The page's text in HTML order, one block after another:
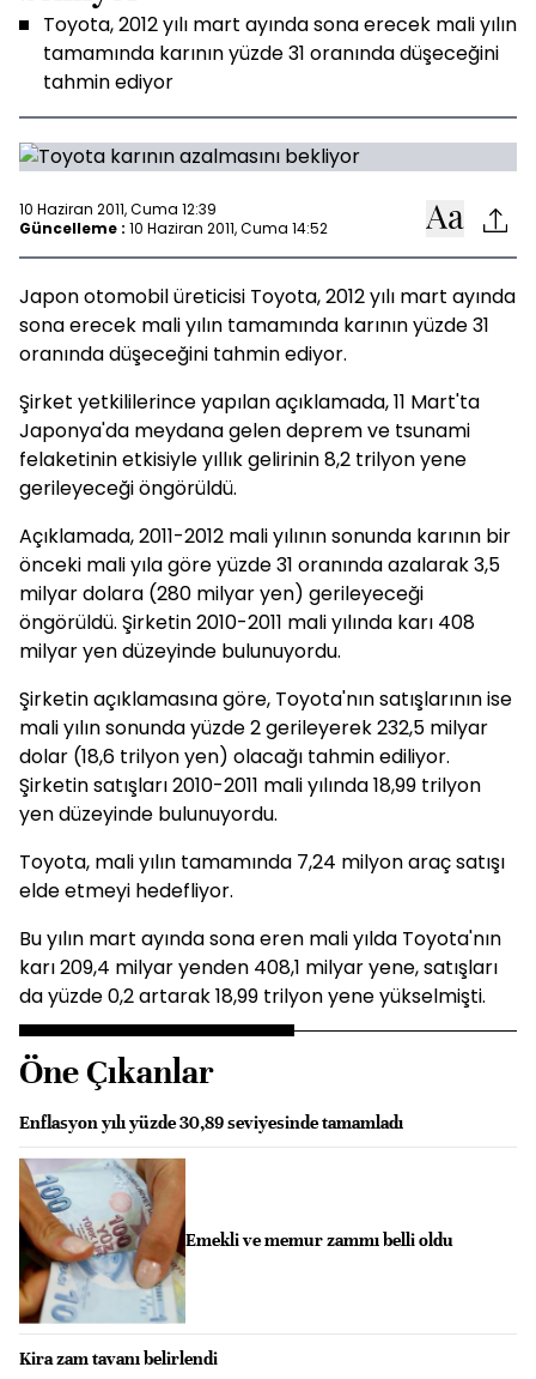
Toyota, 2012 yılı mart ayında sona erecek mali yılın
tamamında karının yüzde 31 oranında düşeceğini
tahmin ediyor
10 Haziran 2011, Cuma 12:39
Güncelleme : 10 Haziran 2011, Cuma 14:52
Japon otomobil üreticisi Toyota, 2012 yılı mart ayında
sona erecek mali yılın tamamında karının yüzde 31
oranında düşeceğini tahmin ediyor.
Şirket yetkililerince yapılan açıklamada, 11 Mart'ta
Japonya'da meydana gelen deprem ve tsunami
felaketinin etkisiyle yıllık gelirinin 8,2 trilyon yene
gerileyeceği öngörüldü.
Açıklamada, 2011-2012 mali yılının sonunda karının bir
önceki mali yıla göre yüzde 31 oranında azalarak 3,5
milyar dolara (280 milyar yen) gerileyeceği
öngörüldü. Şirketin 2010-2011 mali yılında karı 408
milyar yen düzeyinde bulunuyordu.
Şirketin açıklamasına göre, Toyota'nın satışlarının ise
mali yılın sonunda yüzde 2 gerileyerek 232,5 milyar
dolar (18,6 trilyon yen) olacağı tahmin ediliyor.
Şirketin satışları 2010-2011 mali yılında 18,99 trilyon
yen düzeyinde bulunuyordu.
Toyota, mali yılın tamamında 7,24 milyon araç satışı
elde etmeyi hedefliyor.
Bu yılın mart ayında sona eren mali yılda Toyota'nın
karı 209,4 milyar yenden 408,1 milyar yene, satışları
da yüzde 0,2 artarak 18,99 trilyon yene yükselmişti.
Öne Çıkanlar
Enflasyon yılı yüzde 30,89 seviyesinde tamamladı
Emekli ve memur zammı belli oldu
Kira zam tavanı belirlendi